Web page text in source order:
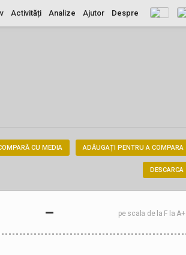
Despre
Ajutor
Analize
Activități
ADĂUGAȚI PENTRU A COMPARA
CU MEDIA
DESCARCA
– pe scala de la F la A+